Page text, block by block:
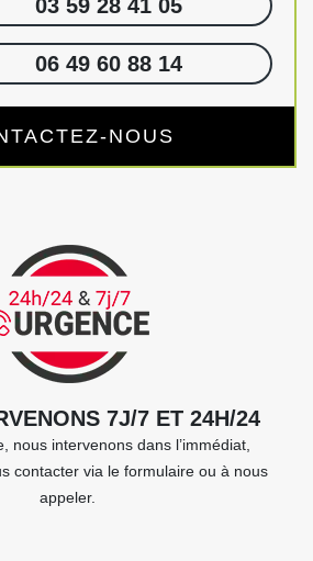
03 59 28 41 05
06 49 60 88 14
NOUS
7J/7 ET 24H/24
nous intervenons dans l’immédiat,
contacter via le formulaire ou à nous
appeler.